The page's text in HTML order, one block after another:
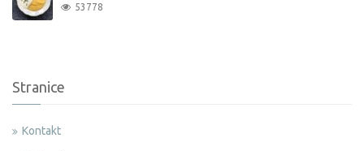
53778
Stranice
Kontakt